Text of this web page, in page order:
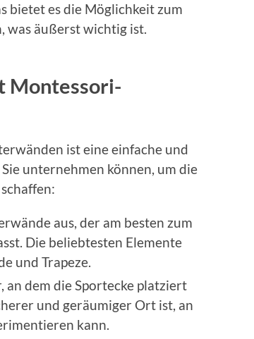
bietet es die Möglichkeit zum
was äußerst wichtig ist.
Montessori-
ist eine einfache und
unternehmen können, um die
aus, der am besten zum
Die beliebtesten Elemente
und Trapeze.
an dem die Sportecke platziert
und geräumiger Ort ist, an
kann.